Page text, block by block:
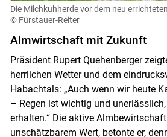
Die Milchkuhherde vor dem neu
© Fürstauer-Reiter
Almwirtschaft mit Zukunft
Präsident Rupert Quehenberger
herrlichen Wetter und dem
Habachtals: „Auch wenn wir heute
– Regen ist wichtig und
erhalten.“ Die aktive
unschätzbarem Wert, betonte er,